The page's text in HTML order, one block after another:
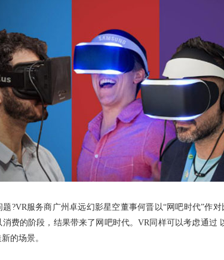
服务商广州卓远幻影星空董事何晋以“网吧时代”作对
消费的阶段，结果带来了网吧时代。VR同样可以考虑通过
的场景。